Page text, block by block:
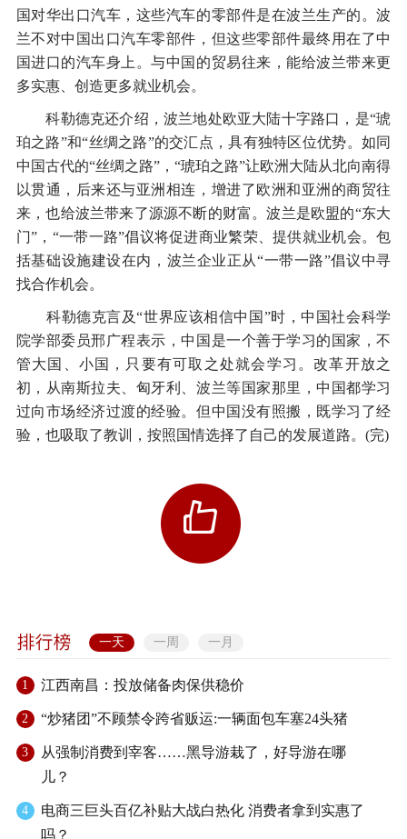
国对华出口汽车，这些汽车的零部件是在波兰生产的。波
兰不对中国出口汽车零部件，但这些零部件最终用在了中
国进口的汽车身上。与中国的贸易往来，能给波兰带来更
多实惠、创造更多就业机会。
科勒德克还介绍，波兰地处欧亚大陆十字路口，是“琥
珀之路”和“丝绸之路”的交汇点，具有独特区位优势。如同
中国古代的“丝绸之路”，“琥珀之路”让欧洲大陆从北向南得
以贯通，后来还与亚洲相连，增进了欧洲和亚洲的商贸往
来，也给波兰带来了源源不断的财富。波兰是欧盟的“东大
门”，“一带一路”倡议将促进商业繁荣、提供就业机会。包
括基础设施建设在内，波兰企业正从“一带一路”倡议中寻
找合作机会。
科勒德克言及“世界应该相信中国”时，中国社会科学
院学部委员邢广程表示，中国是一个善于学习的国家，不
管大国、小国，只要有可取之处就会学习。改革开放之
初，从南斯拉夫、匈牙利、波兰等国家那里，中国都学习
过向市场经济过渡的经验。但中国没有照搬，既学习了经
验，也吸取了教训，按照国情选择了自己的发展道路。(完)
一天 一周 一月
1 江西南昌：投放储备肉保供稳价
2 “炒猪团”不顾禁令跨省贩运:一辆面包车塞24头猪
3
从强制消费到宰客……黑导游栽了，好导游在哪
儿？
4
电商三巨头百亿补贴大战白热化 消费者拿到实惠了
吗？